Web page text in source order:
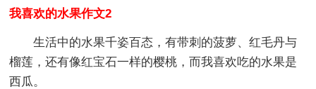
我喜欢的水果作文2
生活中的水果千姿百态，有带刺的菠萝、红毛丹与
榴莲，还有像红宝石一样的樱桃，而我喜欢吃的水果是
西瓜。